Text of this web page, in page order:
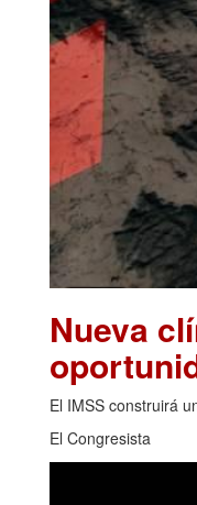
Nueva
El IMSS construirá
El Congresista